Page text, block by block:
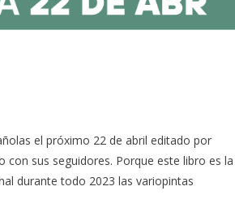
el próximo 22 de abril editado por
sus seguidores. Porque este libro es la
durante todo 2023 las variopintas